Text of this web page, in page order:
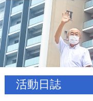
活動日誌